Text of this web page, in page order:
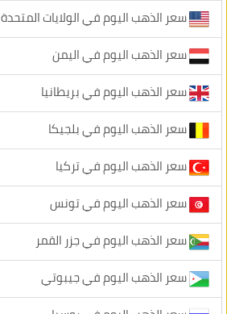
سعر الذهب اليوم في الولايات المتحدة
سعر الذهب اليوم في اليمن
سعر الذهب اليوم في بريطانيا
سعر الذهب اليوم في بلجيكا
سعر الذهب اليوم في تركيا
سعر الذهب اليوم في تونس
سعر الذهب اليوم في جزر القمر
سعر الذهب اليوم في جيبوتي